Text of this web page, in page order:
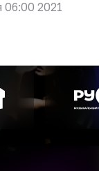
06:00 2021